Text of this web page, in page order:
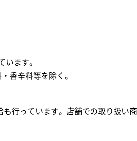
います。
香辛料等を除く。
行っています。店舗での取り扱い商